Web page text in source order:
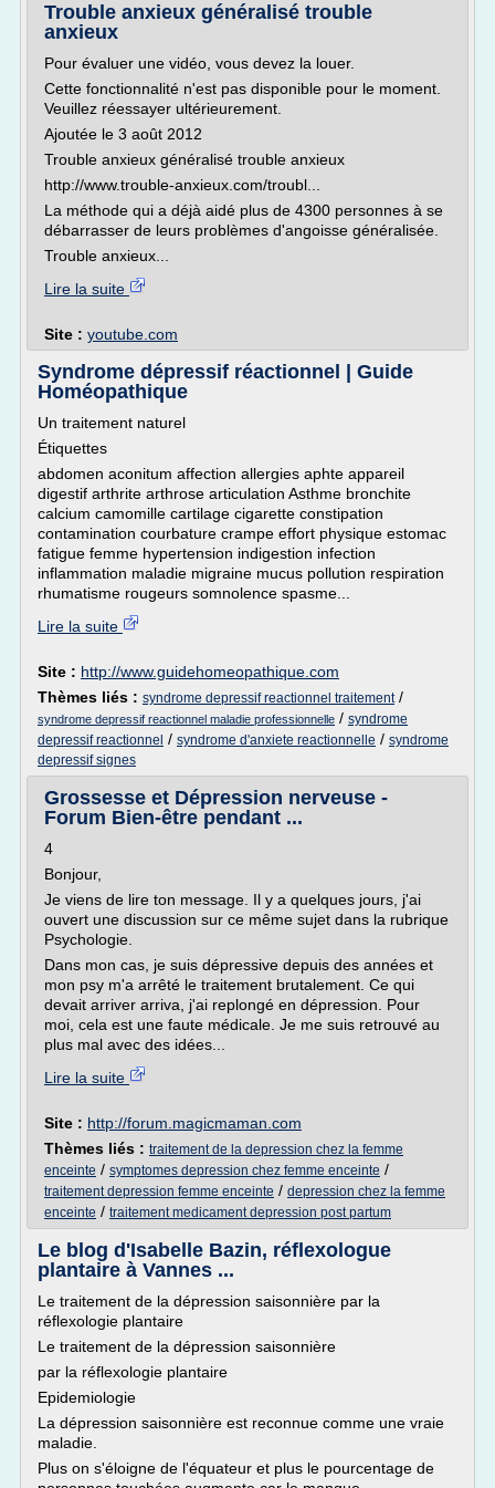
Trouble anxieux généralisé trouble
anxieux
Pour évaluer une vidéo, vous devez la louer.
Cette fonctionnalité n'est pas disponible pour le moment.
Veuillez réessayer ultérieurement.
Ajoutée le 3 août 2012
Trouble anxieux généralisé trouble anxieux
http://www.trouble-anxieux.com/troubl...
La méthode qui a déjà aidé plus de 4300 personnes à se
débarrasser de leurs problèmes d'angoisse généralisée.
Trouble anxieux...
Lire la suite
Site : youtube.com
Syndrome dépressif réactionnel | Guide
Homéopathique
Un traitement naturel
Étiquettes
abdomen aconitum affection allergies aphte appareil
digestif arthrite arthrose articulation Asthme bronchite
calcium camomille cartilage cigarette constipation
contamination courbature crampe effort physique estomac
fatigue femme hypertension indigestion infection
inflammation maladie migraine mucus pollution respiration
rhumatisme rougeurs somnolence spasme...
Lire la suite
Site : http://www.guidehomeopathique.com
Thèmes liés : syndrome depressif reactionnel traitement/
syndrome depressif reactionnel maladie professionnelle / syndrome
depressif reactionnel / syndrome d'anxiete reactionnelle / syndrome
depressif signes
Grossesse et Dépression nerveuse -
Forum Bien-être pendant ...
4
Bonjour,
Je viens de lire ton message. Il y a quelques jours, j'ai
ouvert une discussion sur ce même sujet dans la rubrique
Psychologie.
Dans mon cas, je suis dépressive depuis des années et
mon psy m'a arrêté le traitement brutalement. Ce qui
devait arriver arriva, j'ai replongé en dépression. Pour
moi, cela est une faute médicale. Je me suis retrouvé au
plus mal avec des idées...
Lire la suite
Site : http://forum.magicmaman.com
Thèmes liés : traitement de la depression chez la femme
enceinte / symptomes depression chez femme enceinte /
traitement depression femme enceinte / depression chez la femme
enceinte / traitement medicament depression post partum
Le blog d'Isabelle Bazin, réflexologue
plantaire à Vannes ...
Le traitement de la dépression saisonnière par la
réflexologie plantaire
Le traitement de la dépression saisonnière
par la réflexologie plantaire
Epidemiologie
La dépression saisonnière est reconnue comme une vraie
maladie.
Plus on s'éloigne de l'équateur et plus le pourcentage de